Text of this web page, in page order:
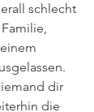
schlecht
dir
die